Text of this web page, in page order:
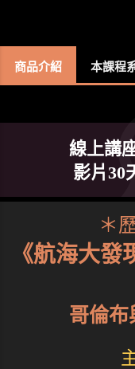
商品介紹 本課程
線上講
影片30
＊
《航海大發
哥倫布